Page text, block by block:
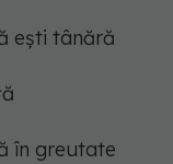
ești tânără
în greutate